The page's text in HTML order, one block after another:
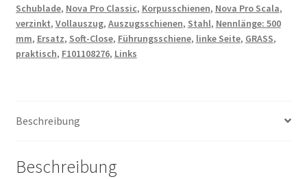
verzinkt,
500
mm
(19-
F101108276.
für
Schublade, Nova Pro Classic, Korpusschienen, Nova Pro Scala,
verzinkt, Vollauszug, Auszugsschienen, Stahl, Nennlänge: 500
mm, Ersatz, Soft-Close, Führungsschiene, linke Seite, GRASS,
praktisch, F101108276, Links
Beschreibung
Beschreibung